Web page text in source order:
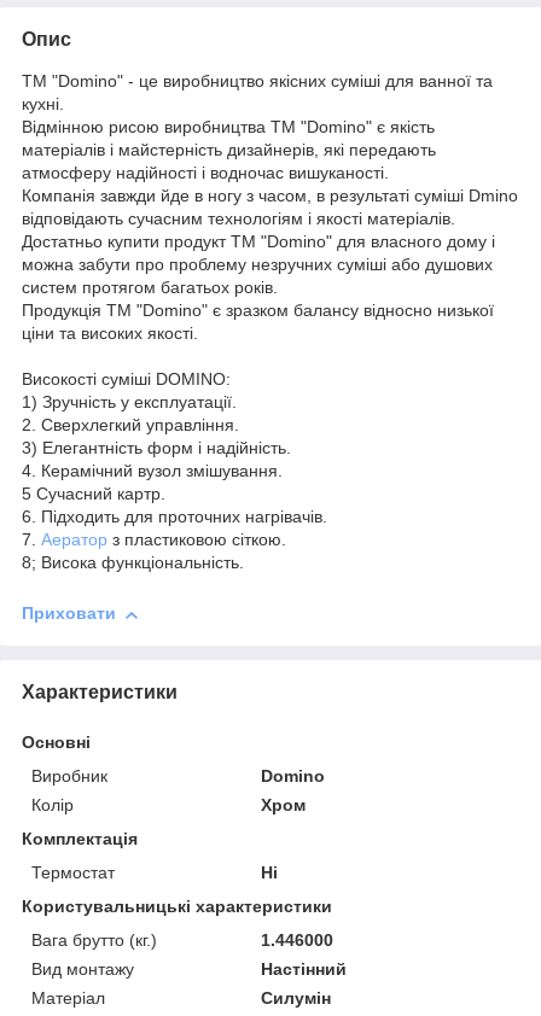
Опис
ТМ "Domino" - це виробництво якісних суміші для ванної та
кухні.
Відмінною рисою виробництва ТМ "Domino" є якість
матеріалів і майстерність дизайнерів, які передають
атмосферу надійності і водночас вишуканості.
Компанія завжди йде в ногу з часом, в результаті суміші Dmino
відповідають сучасним технологіям і якості матеріалів.
Достатньо купити продукт ТМ "Domino" для власного дому і
можна забути про проблему незручних суміші або душових
систем протягом багатьох років.
Продукція ТМ "Domino" є зразком балансу відносно низької
ціни та високих якості.
Високості суміші DOMINO:
1) Зручність у експлуатації.
2. Сверхлегкий управління.
3) Елегантність форм і надійність.
4. Керамічний вузол змішування.
5 Сучасний картр.
6. Підходить для проточних нагрівачів.
7. Аератор з пластиковою сіткою.
8; Висока функціональність.
Приховати
Характеристики
Основні
Виробник
Domino
Колір
Хром
Комплектація
Термостат
Ні
Користувальницькі характеристики
Вага брутто (кг.)
1.446000
Вид монтажу
Настінний
Матеріал
Силумін